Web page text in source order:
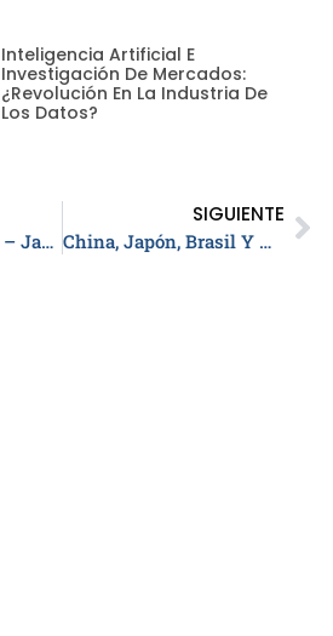
Inteligencia Artificial E
Investigación De Mercados:
¿revolución En La Industria De
Los Datos?
Aseo y cosméticos – Jabones y detergentes
SIGUIENTE
China, Japón, Brasil Y México Principales Proveedores De Acero En Colombia